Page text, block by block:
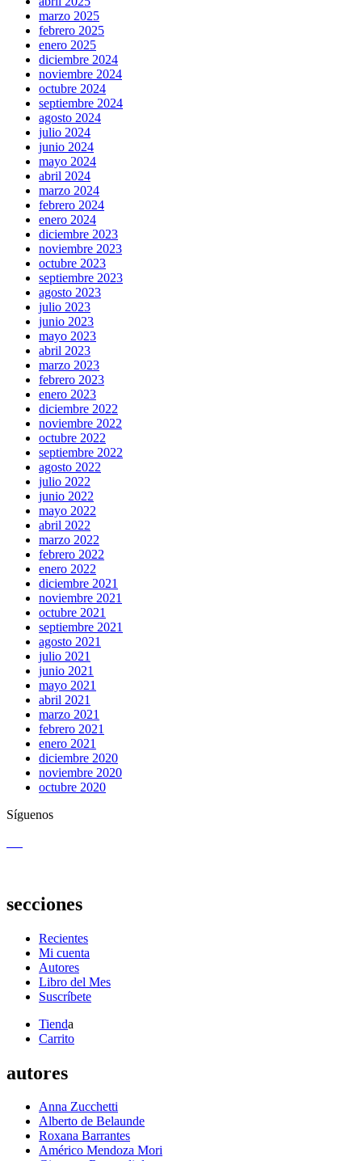
marzo 2025
febrero 2025
enero 2025
diciembre 2024
noviembre 2024
octubre 2024
septiembre 2024
agosto 2024
julio 2024
junio 2024
mayo 2024
abril 2024
marzo 2024
febrero 2024
enero 2024
diciembre 2023
noviembre 2023
octubre 2023
septiembre 2023
agosto 2023
julio 2023
junio 2023
mayo 2023
abril 2023
marzo 2023
febrero 2023
enero 2023
diciembre 2022
noviembre 2022
octubre 2022
septiembre 2022
agosto 2022
julio 2022
junio 2022
mayo 2022
abril 2022
marzo 2022
febrero 2022
enero 2022
diciembre 2021
noviembre 2021
octubre 2021
septiembre 2021
agosto 2021
julio 2021
junio 2021
mayo 2021
abril 2021
marzo 2021
febrero 2021
enero 2021
diciembre 2020
noviembre 2020
octubre 2020
Síguenos
secciones
Recientes
Mi cuenta
Autores
Libro del Mes
Suscríbete
Tienda
Carrito
autores
Anna Zucchetti
Alberto de Belaunde
Roxana Barrantes
Américo Mendoza Mori